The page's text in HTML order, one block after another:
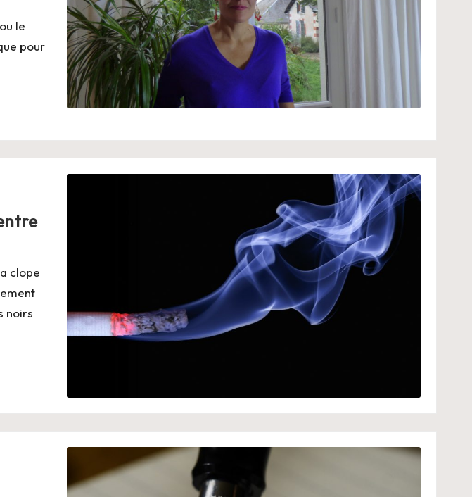
le
pour
clope
noirs